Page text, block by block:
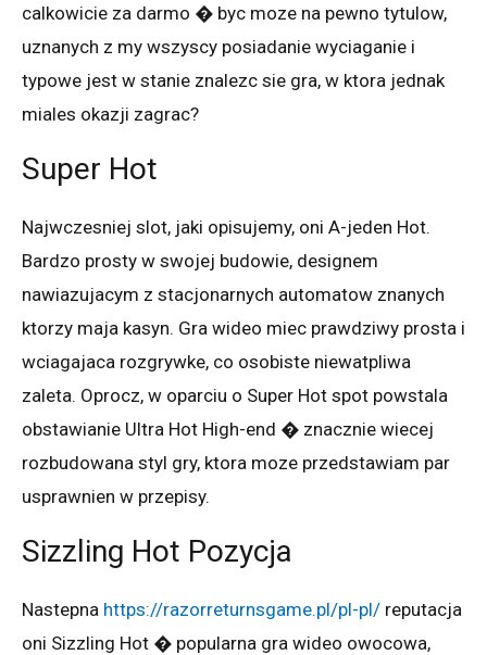
calkowicie za darmo � byc moze na pewno tytulow,
uznanych z my wszyscy posiadanie wyciaganie i
typowe jest w stanie znalezc sie gra, w ktora jednak
miales okazji zagrac?
Super Hot
Najwczesniej slot, jaki opisujemy, oni A-jeden Hot.
Bardzo prosty w swojej budowie, designem
nawiazujacym z stacjonarnych automatow znanych
ktorzy maja kasyn. Gra wideo miec prawdziwy prosta i
wciagajaca rozgrywke, co osobiste niewatpliwa
zaleta. Oprocz, w oparciu o Super Hot spot powstala
obstawianie Ultra Hot High-end � znacznie wiecej
rozbudowana styl gry, ktora moze przedstawiam par
usprawnien w przepisy.
Sizzling Hot Pozycja
Nastepna https://razorreturnsgame.pl/pl-pl/ reputacja
oni Sizzling Hot � popularna gra wideo owocowa,